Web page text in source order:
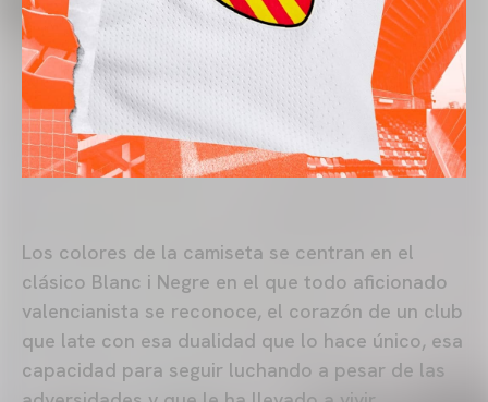
Los colores de la camiseta se centran en el
clásico Blanc i Negre en el que todo aficionado
valencianista se reconoce, el corazón de un club
que late con esa dualidad que lo hace único, esa
capacidad para seguir luchando a pesar de las